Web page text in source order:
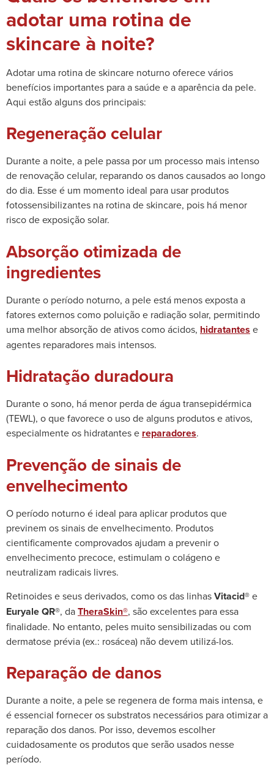
adotar uma rotina de
skincare à noite?
Adotar uma rotina de skincare noturno oferece vários
benefícios importantes para a saúde e a aparência da pele.
Aqui estão alguns dos principais:
Regeneração celular
Durante a noite, a pele passa por um processo mais intenso
de renovação celular, reparando os danos causados ao longo
do dia. Esse é um momento ideal para usar produtos
fotossensibilizantes na rotina de skincare, pois há menor
risco de exposição solar.
Absorção otimizada de
ingredientes
Durante o período noturno, a pele está menos exposta a
fatores externos como poluição e radiação solar, permitindo
uma melhor absorção de ativos como ácidos, hidratantes e
agentes reparadores mais intensos.
Hidratação duradoura
Durante o sono, há menor perda de água transepidérmica
(TEWL), o que favorece o uso de alguns produtos e ativos,
especialmente os hidratantes e reparadores.
Prevenção de sinais de
envelhecimento
O período noturno é ideal para aplicar produtos que
previnem os sinais de envelhecimento. Produtos
cientificamente comprovados ajudam a prevenir o
envelhecimento precoce, estimulam o colágeno e
neutralizam radicais livres.
Retinoides e seus derivados, como os das linhasVitacid®e
Euryale QR®, daTheraSkin®, são excelentes para essa
finalidade. No entanto, peles muito sensibilizadas ou com
dermatose prévia (ex.: rosácea) não devem utilizá-los.
Reparação de danos
Durante a noite, a pele se regenera de forma mais intensa, e
é essencial fornecer os substratos necessários para otimizar a
reparação dos danos. Por isso, devemos escolher
cuidadosamente os produtos que serão usados nesse
período.